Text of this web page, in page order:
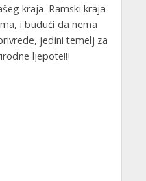
kraja. Ramski kraja
i budući da nema
jedini temelj za
ljepote!!!